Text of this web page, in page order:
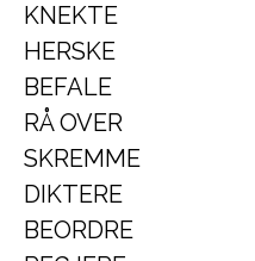
KNEKTE
HERSKE
BEFALE
RÅ OVER
SKREMME
DIKTERE
BEORDRE